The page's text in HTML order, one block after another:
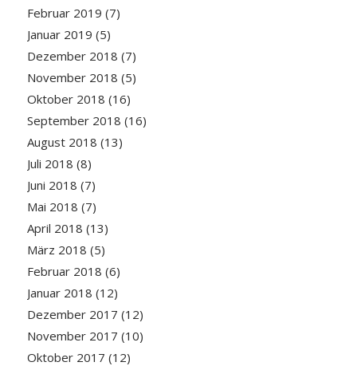
Februar 2019 (7)
Januar 2019 (5)
Dezember 2018 (7)
November 2018 (5)
Oktober 2018 (16)
September 2018 (16)
August 2018 (13)
Juli 2018 (8)
Juni 2018 (7)
Mai 2018 (7)
April 2018 (13)
März 2018 (5)
Februar 2018 (6)
Januar 2018 (12)
Dezember 2017 (12)
November 2017 (10)
Oktober 2017 (12)